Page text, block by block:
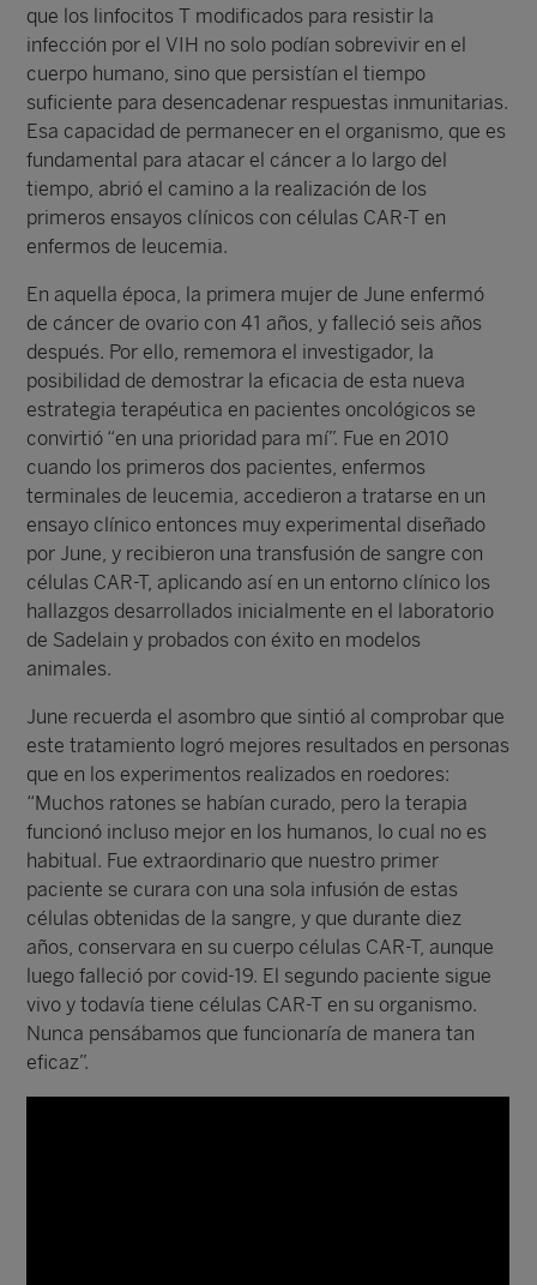
que los linfocitos T modificados para resistir la
infección por el VIH no solo podían sobrevivir en el
cuerpo humano, sino que persistían el tiempo
suficiente para desencadenar respuestas inmunitarias.
Esa capacidad de permanecer en el organismo, que es
fundamental para atacar el cáncer a lo largo del
tiempo, abrió el camino a la realización de los
primeros ensayos clínicos con células CAR-T en
enfermos de leucemia.
En aquella época, la primera mujer de June enfermó
de cáncer de ovario con 41 años, y falleció seis años
después. Por ello, rememora el investigador, la
posibilidad de demostrar la eficacia de esta nueva
estrategia terapéutica en pacientes oncológicos se
convirtió “en una prioridad para mí”. Fue en 2010
cuando los primeros dos pacientes, enfermos
terminales de leucemia, accedieron a tratarse en un
ensayo clínico entonces muy experimental diseñado
por June, y recibieron una transfusión de sangre con
células CAR-T, aplicando así en un entorno clínico los
hallazgos desarrollados inicialmente en el laboratorio
de Sadelain y probados con éxito en modelos
animales.
June recuerda el asombro que sintió al comprobar que
este tratamiento logró mejores resultados en personas
que en los experimentos realizados en roedores:
“Muchos ratones se habían curado, pero la terapia
funcionó incluso mejor en los humanos, lo cual no es
habitual. Fue extraordinario que nuestro primer
paciente se curara con una sola infusión de estas
células obtenidas de la sangre, y que durante diez
años, conservara en su cuerpo células CAR-T, aunque
luego falleció por covid-19. El segundo paciente sigue
vivo y todavía tiene células CAR-T en su organismo.
Nunca pensábamos que funcionaría de manera tan
eficaz”.